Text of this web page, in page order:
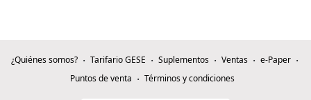
¿Quiénes somos? Tarifario GESE Suplementos Ventas
e-Paper
Puntos de venta
Términos y condiciones